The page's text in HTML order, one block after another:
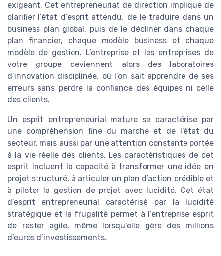
exigeant. Cet entrepreneuriat de direction implique de
clarifier l’état d’esprit attendu, de le traduire dans un
business plan global, puis de le décliner dans chaque
plan financier, chaque modèle business et chaque
modèle de gestion. L’entreprise et les entreprises de
votre groupe deviennent alors des laboratoires
d’innovation disciplinée, où l’on sait apprendre de ses
erreurs sans perdre la confiance des équipes ni celle
des clients.
Un esprit entrepreneurial mature se caractérise par
une compréhension fine du marché et de l’état du
secteur, mais aussi par une attention constante portée
à la vie réelle des clients. Les caractéristiques de cet
esprit incluent la capacité à transformer une idée en
projet structuré, à articuler un plan d’action crédible et
à piloter la gestion de projet avec lucidité. Cet état
d’esprit entrepreneurial caractérisé par la lucidité
stratégique et la frugalité permet à l’entreprise esprit
de rester agile, même lorsqu’elle gère des millions
d’euros d’investissements.